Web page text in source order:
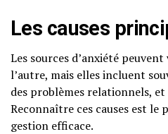
Les causes
Les sources d’anxiété
l’autre, mais elles incluent
des problèmes relationnels,
Reconnaître ces causes est le
gestion efficace.